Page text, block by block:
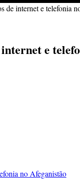
de internet e telefonia
e